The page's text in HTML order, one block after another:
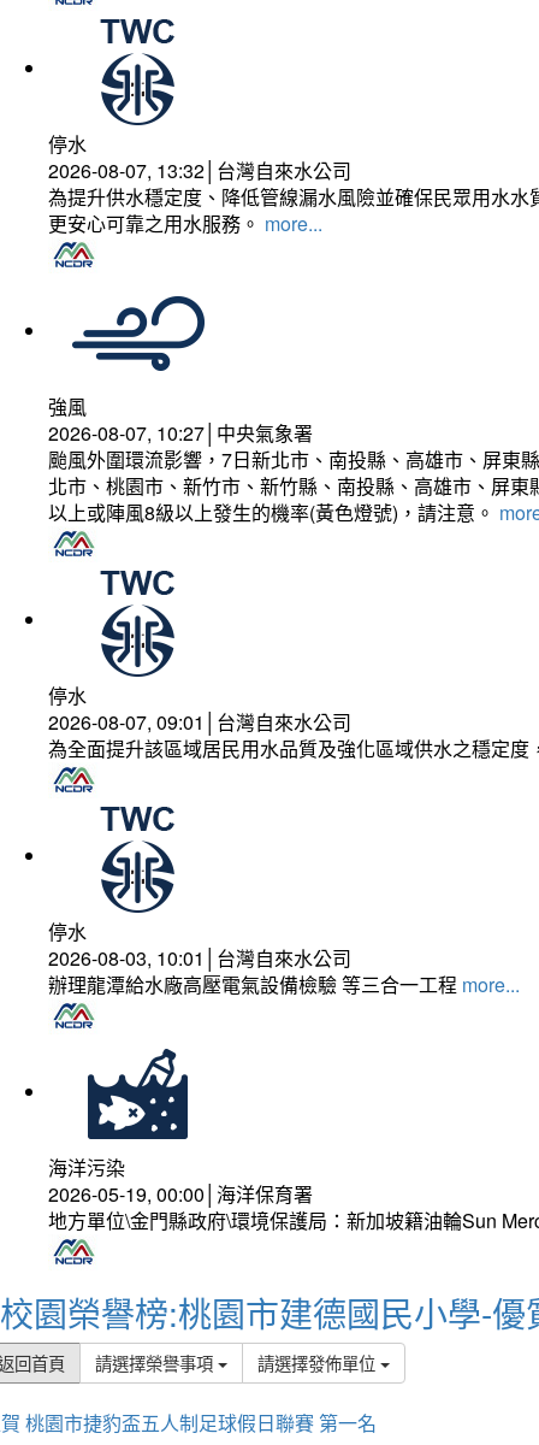
停水
2026-08-07, 13:32│台灣自來水公司
為提升供水穩定度、降低管線漏水風險並確保民眾用水
更安心可靠之用水服務。 more...
強風
2026-08-07, 10:27│中央氣象署
颱風外圍環流影響，7日新北市、南投縣、高雄市、屏東
北市、桃園市、新竹市、新竹縣、南投縣、高雄市、屏
以上或陣風8級以上發生的機率(黃色燈號)，請注意。
停水
2026-08-07, 09:01│台灣自來水公司
為全面提升該區域居民用水品質及強化區域供水之穩定
停水
2026-08-03, 10:01│台灣自來水公司
辦理龍潭給水廠高壓電氣設備檢驗 等三合一工程 more...
海洋污染
2026-05-19, 00:00│海洋保育署
地方單位\金門縣政府\環境保護局：新加坡籍油輪Sun
校園榮譽榜:桃園市建德國民小學-優
回首頁 請選擇榮譽事項 請選擇發佈單位
桃園市捷豹盃五人制足球假日聯賽 第一名